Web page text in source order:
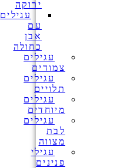
ירוקה
עגילים
עם
אבן
כחולה
עגילים
צמודים
עגילים
תלויים
עגילים
מיוחדים
עגילים
לבת
מצווה
עגילי
פנינים